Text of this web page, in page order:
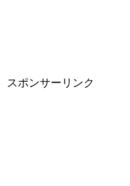
スポンサーリンク